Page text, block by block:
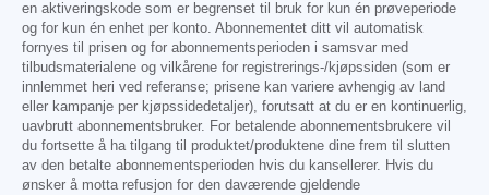
en aktiveringskode som er begrenset til bruk for kun én prøveperiode
og for kun én enhet per konto. Abonnementet ditt vil automatisk
fornyes til prisen og for abonnementsperioden i samsvar med
tilbudsmaterialene og vilkårene for registrerings-/kjøpssiden (som er
innlemmet heri ved referanse; prisene kan variere avhengig av land
eller kampanje per kjøpssidedetaljer), forutsatt at du er en kontinuerlig,
uavbrutt abonnementsbruker. For betalende abonnementsbrukere vil
du fortsette å ha tilgang til produktet/produktene dine frem til slutten
av den betalte abonnementsperioden hvis du kansellerer. Hvis du
ønsker å motta refusjon for den daværende gjeldende